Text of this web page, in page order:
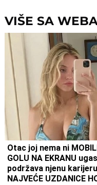
VIŠE SA
Otac joj nema ni
GOLU NA EKRANU
podržava njenu
NAJVEĆE UZDANICE